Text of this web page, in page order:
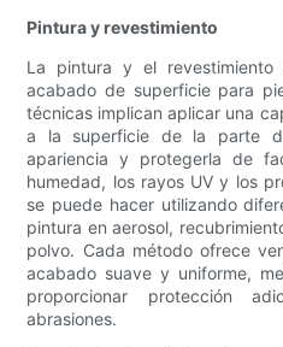
Pintura y revestimiento
La pintura y el revestimiento
acabado de superficie para
técnicas implican aplicar una
a la superficie de la parte
apariencia y protegerla de
humedad, los rayos UV y los
se puede hacer utilizando
pintura en aerosol,
polvo. Cada método ofrece
acabado suave y uniforme,
proporcionar protección
abrasiones.